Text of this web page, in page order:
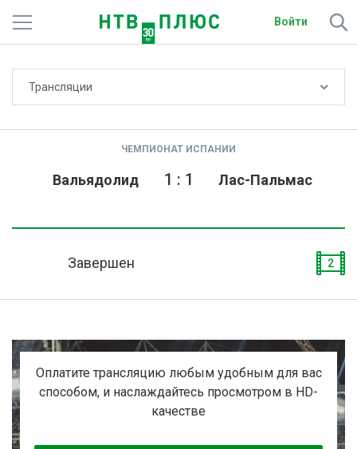
Войти
Активировать промокод
Трансляции
ЧЕМПИОНАТ ИСПАНИИ
Вальядолид Лас-Пальмас
1 : 1
Завершен 2
Оплатите трансляцию любым удобным для вас
способом, и наслаждайтесь просмотром в HD-
качестве